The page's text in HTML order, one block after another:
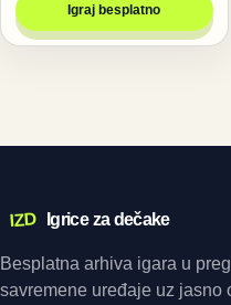
Igraj besplatno
IZD Igrice za dečake
Besplatna arhiva igara u
savremene uređaje uz jasno